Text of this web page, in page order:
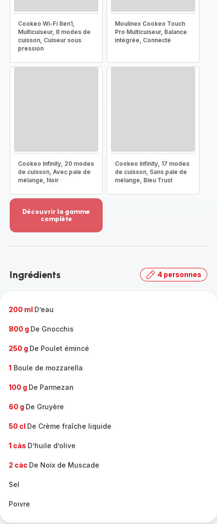
Cookeo Wi-Fi 8en1,
Multicuiseur, 8 modes de
cuisson, Cuiseur sous
pression
Moulinex Cookeo Touch
Pro Multicuiseur, Balance
intégrée, Connecté
Cookeo Infinity, 20 modes
de cuisson, Avec pale de
mélange, Noir
Cookeo Infinity, 17 modes
de cuisson, Sans pale de
mélange, Bleu Trust
Découvrir la gamme
complète
-
gamme
Ingrédients 4 personnes
200 ml D’eau
800 g De Gnocchis
250 g De Poulet émincé
1 Boule de mozzarella
100 g De Parmezan
60 g De Gruyère
50 cl De Crème fraîche liquide
1 càs D’huile d’olive
2 càc De Noix de Muscade
Sel
Poivre